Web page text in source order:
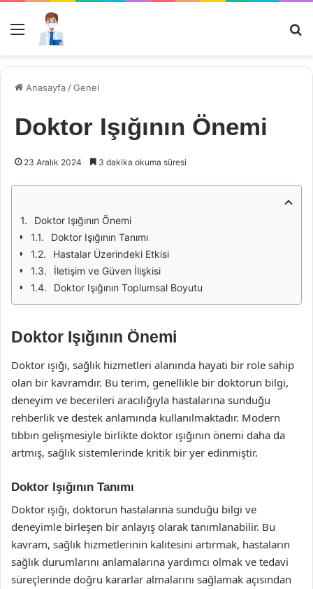
Menü
Anasayfa /Genel
Doktor Işığının Önemi
23 Aralık 2024 3 dakika okuma süresi
Doktor Işığının Önemi
Doktor Işığının Tanımı
Hastalar Üzerindeki Etkisi
İletişim ve Güven İlişkisi
Doktor Işığının Toplumsal Boyutu
Doktor Işığının Önemi
Doktor ışığı, sağlık hizmetleri alanında hayati bir role sahip
olan bir kavramdır. Bu terim, genellikle bir doktorun bilgi,
deneyim ve becerileri aracılığıyla hastalarına sunduğu
rehberlik ve destek anlamında kullanılmaktadır. Modern
tıbbın gelişmesiyle birlikte doktor ışığının önemi daha da
artmış, sağlık sistemlerinde kritik bir yer edinmiştir.
Doktor Işığının Tanımı
Doktor ışığı, doktorun hastalarına sunduğu bilgi ve
deneyimle birleşen bir anlayış olarak tanımlanabilir. Bu
kavram, sağlık hizmetlerinin kalitesini artırmak, hastaların
sağlık durumlarını anlamalarına yardımcı olmak ve tedavi
süreçlerinde doğru kararlar almalarını sağlamak açısından